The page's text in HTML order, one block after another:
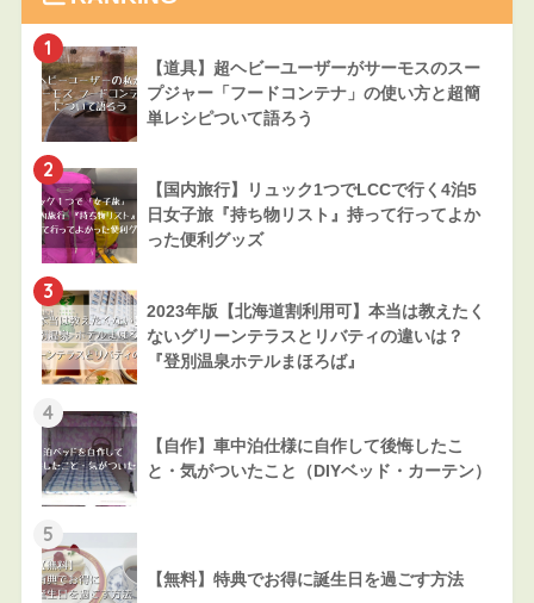
1
【道具】超ヘビーユーザーがサーモスのスー
プジャー「フードコンテナ」の使い方と超簡
単レシピついて語ろう
2
【国内旅行】リュック1つでLCCで行く4泊5
日女子旅『持ち物リスト』持って行ってよか
った便利グッズ
3
2023年版【北海道割利用可】本当は教えたく
ないグリーンテラスとリバティの違いは？
『登別温泉ホテルまほろば』
4
【自作】車中泊仕様に自作して後悔したこ
と・気がついたこと（DIYベッド・カーテン）
5
【無料】特典でお得に誕生日を過ごす方法